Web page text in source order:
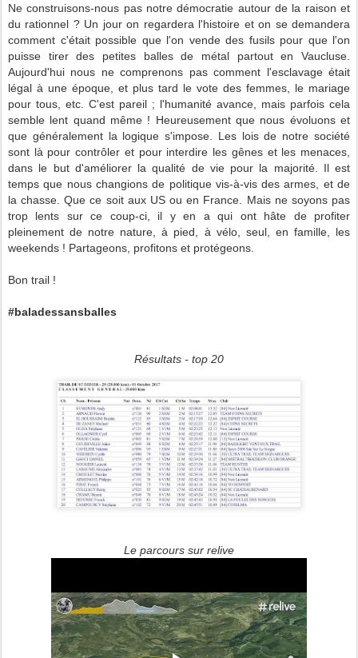
Ne construisons-nous pas notre démocratie autour de la raison et
du rationnel ? Un jour on regardera l'histoire et on se demandera
comment c'était possible que l'on vende des fusils pour que l'on
puisse tirer des petites balles de métal partout en Vaucluse.
Aujourd'hui nous ne comprenons pas comment l'esclavage était
légal à une époque, et plus tard le vote des femmes, le mariage
pour tous, etc. C'est pareil ; l'humanité avance, mais parfois cela
semble lent quand même ! Heureusement que nous évoluons et
que généralement la logique s'impose. Les lois de notre société
sont là pour contrôler et pour interdire les gênes et les menaces,
dans le but d'améliorer la qualité de vie pour la majorité. Il est
temps que nous changions de politique vis-à-vis des armes, et de
la chasse. Que ce soit aux US ou en France. Mais ne soyons pas
trop lents sur ce coup-ci, il y en a qui ont hâte de profiter
pleinement de notre nature, à pied, à vélo, seul, en famille, les
weekends ! Partageons, profitons et protégeons.
Bon trail !
#baladessansballes
Résultats - top 20
Le parcours sur relive